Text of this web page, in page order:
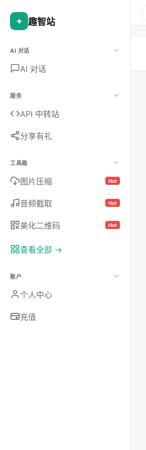
✦ 趣智站
AI 对话
AI 对话
服务
API 中转站
分享有礼
工具箱
图片压缩 Hot
音频截取 Hot
美化二维码 Hot
查看全部 →
账户
个人中心
充值